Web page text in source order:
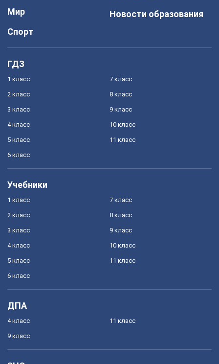
Мир
Спорт
Новости образования
ГДЗ
1 класс
2 класс
3 класс
4 класс
5 класс
6 класс
7 класс
8 класс
9 класс
10 класс
11 класс
Учебники
1 класс
2 класс
3 класс
4 класс
5 класс
6 класс
7 класс
8 класс
9 класс
10 класс
11 класс
ДПА
4 класс
9 класс
11 класс